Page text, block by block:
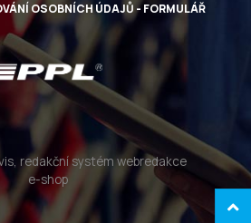
OSOBNÍCH ÚDAJŮ - FORMULÁŘ
redakční systém webredakce
e-shop